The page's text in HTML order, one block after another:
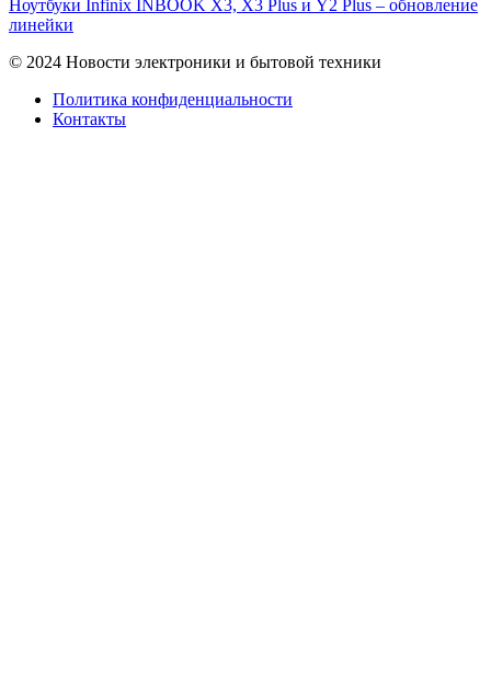
Ноутбуки Infinix INBOOK X3, X3 Plus и Y2 Plus – обновление
линейки
© 2024 Новости электроники и бытовой техники
Политика конфиденциальности
Контакты